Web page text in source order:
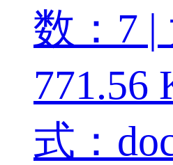
数：7 |
771.56
式：